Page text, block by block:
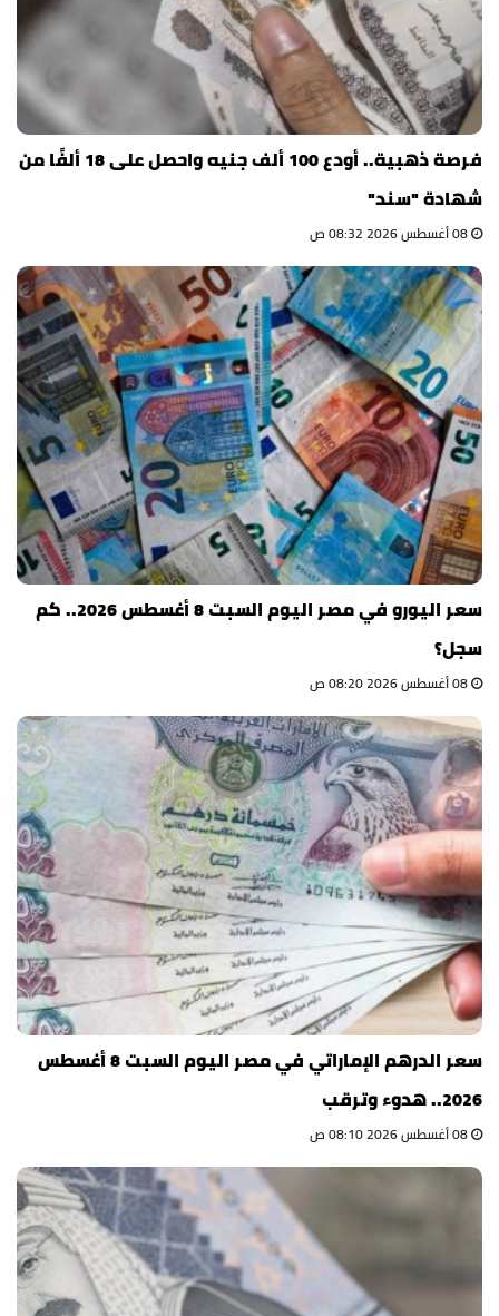
فرصة ذهبية.. أودع 100 ألف جنيه واحصل على 18 ألفًا من
شهادة "سند"
سعر اليورو في مصر اليوم السبت 8 أغسطس 2026.. كم
سجل؟
سعر الدرهم الإماراتي في مصر اليوم السبت 8 أغسطس
2026.. هدوء وترقب